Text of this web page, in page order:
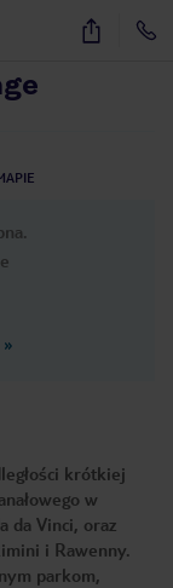
23
»
krótkiej
w
da Vinci, oraz
i Rawenny.
parkom,